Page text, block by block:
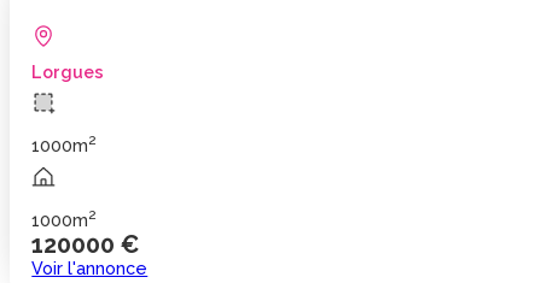
Lorgues
1000m2
1000m2
120000 €
Voir l'annonce